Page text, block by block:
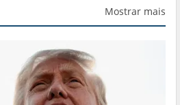
Mostrar mais